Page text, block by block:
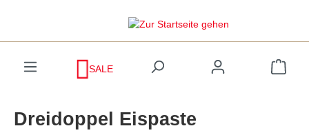
SALE
Dreidoppel Eispaste